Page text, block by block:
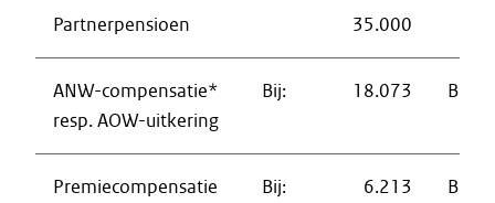
Partnerpensioen 35.000
ANW-compensatie*
resp. AOW-uitkering
Bij: 18.073 Bij:
Premiecompensatie
Bij: 6.213 Bij: